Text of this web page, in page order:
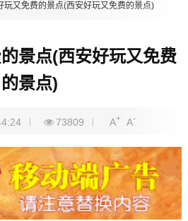
玩又免费的景点(西安好玩又免费的景点)
景点(西安好玩又免费
的景点)
73809 A+ A-